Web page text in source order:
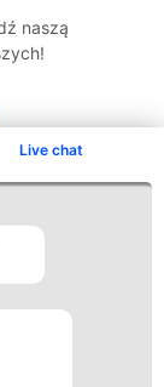
Live chat
naszą